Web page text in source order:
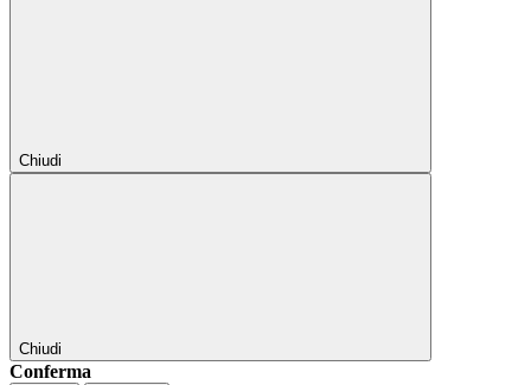
Chiudi
Chiudi
Conferma